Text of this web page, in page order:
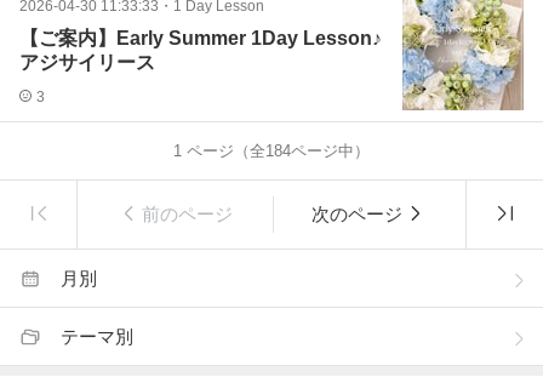
2026-04-30 11:33:33 ・ 1 Day Lesson
【ご案内】Early Summer 1Day Lesson♪
アジサイリース
3
1 ページ（全184ページ中）
前のページ 次のページ
月別
テーマ別